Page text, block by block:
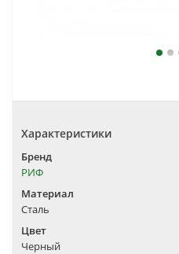
Характеристики
Бренд
РИФ
Материал
Сталь
Цвет
Черный